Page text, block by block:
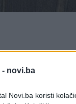
- novi.ba
Novi.ba koristi
i Bosne i